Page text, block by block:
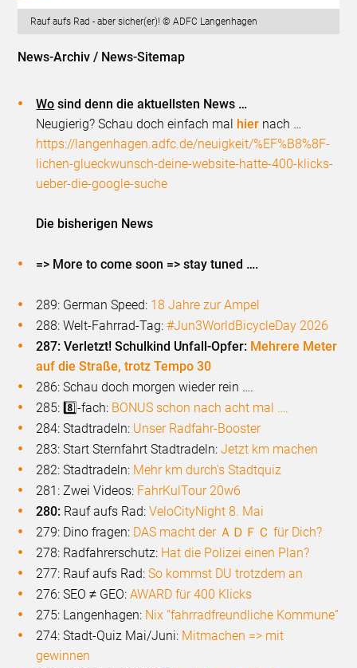
Rauf aufs Rad - aber sicher(er)! © ADFC Langenhagen
News-Archiv / News-Sitemap
Wo sind denn die aktuellsten News …
Neugierig? Schau doch einfach mal hier nach …
https://langenhagen.adfc.de/neuigkeit/%EF%B8%8F-
lichen-glueckwunsch-deine-website-hatte-400-klicks-
ueber-die-google-suche
Die bisherigen News
=> More to come soon => stay tuned ….
289: German Speed: 18 Jahre zur Ampel
288: Welt-Fahrrad-Tag:#Jun3WorldBicycleDay 2026
287: Verletzt! Schulkind Unfall-Opfer: Mehrere Meter
auf die Straße, trotz Tempo 30
286: Schau doch morgen wieder rein ….
285: 8️⃣-fach: BONUS schon nach acht mal ….
284: Stadtradeln: Unser Radfahr-Booster
283: Start Sternfahrt Stadtradeln:Jetzt km machen
282: Stadtradeln: Mehr km durch's Stadtquiz
281: Zwei Videos: FahrKulTour 20w6
280: Rauf aufs Rad:VeloCityNight 8. Mai
279: Dino fragen: DAS macht der ＡＤＦＣ für Dich?
278: Radfahrerschutz: Hat die Polizei einen Plan?
277: Rauf aufs Rad:So kommst DU trotzdem an
276: SEO ≠ GEO:AWARD für 400 Klicks
275: Langenhagen: Nix “fahrradfreundliche Kommune”
274: Stadt-Quiz Mai/Juni: Mitmachen => mit
gewinnen